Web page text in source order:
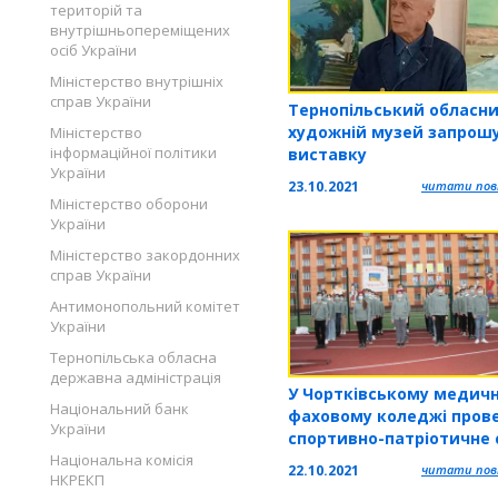
територій та
внутрішньопереміщених
осіб України
Міністерство внутрішніх
справ України
Міністерство
інформаційної політики
України
Міністерство оборони
України
Міністерство закордонних
справ України
Антимонопольний комітет
України
Тернопільська обласна
державна адміністрація
Національний банк
України
Національна комісія
НКРЕКП
Тернопільський
художній музей
виставку
23.10.2021 читати
У Чортківському
фаховому коледжі
спортивно-патріотичне
«Козацькі звитяги»
22.10.2021 читати